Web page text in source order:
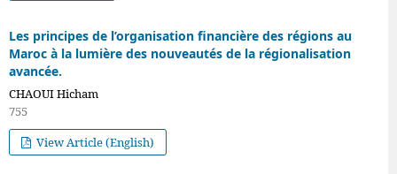
Les principes de l’organisation financière des régions au
Maroc à la lumière des nouveautés de la régionalisation
avancée.
CHAOUI Hicham
755
View Article (English)